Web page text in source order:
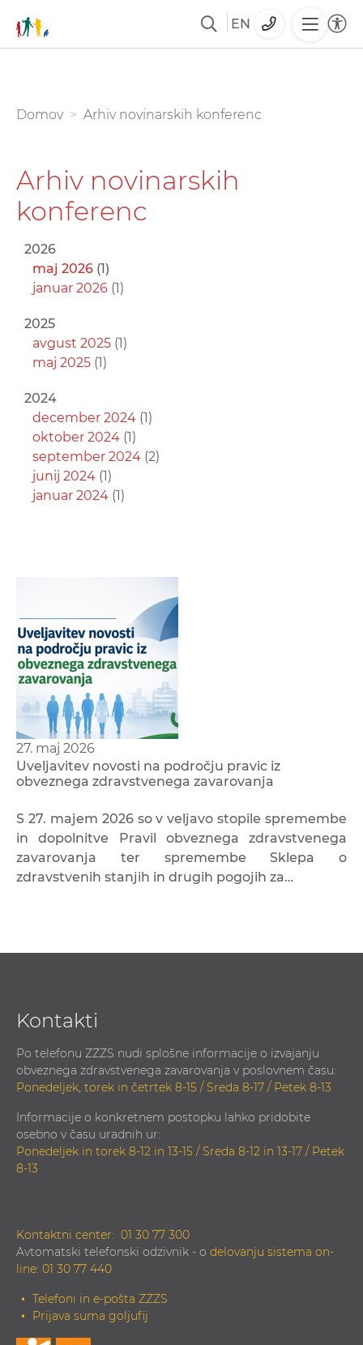
glavno
EN
You are here:
Domov Arhiv novinarskih konferenc
Arhiv novinarskih
konferenc
27. maj 2026
Uveljavitev novosti na področju pravic iz
obveznega zdravstvenega zavarovanja
S 27. majem 2026 so v veljavo stopile spremembe
in dopolnitve Pravil obveznega zdravstvenega
zavarovanja ter spremembe Sklepa o
zdravstvenih stanjih in drugih pogojih za…
2026
maj 2026 (1)
januar 2026 (1)
2025
avgust 2025 (1)
maj 2025 (1)
2024
december 2024 (1)
oktober 2024 (1)
september 2024 (2)
junij 2024 (1)
januar 2024 (1)
Kontakti
Po telefonu ZZZS nudi splošne informacije o izvajanju
obveznega zdravstvenega zavarovanja v poslovnem času:
Ponedeljek, torek in četrtek 8-15 / Sreda 8-17 / Petek 8-13
Informacije o konkretnem postopku lahko pridobite
osebno v času uradnih ur:
Ponedeljek in torek 8-12 in 13-15 / Sreda 8-12 in 13-17 / Petek
8-13
Kontaktni center: 01 30 77 300
Avtomatski telefonski odzivnik - o delovanju sistema on-
line: 01 30 77 440
Telefoni in e-pošta ZZZS
Prijava suma goljufij